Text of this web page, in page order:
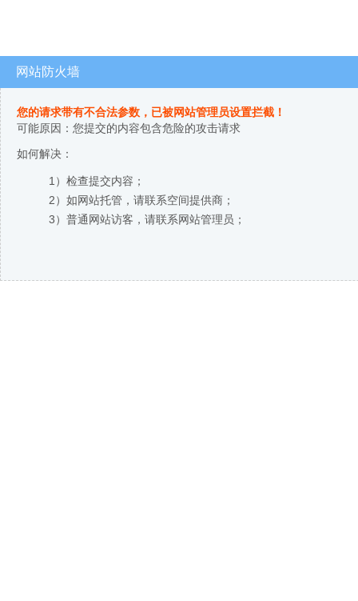
网站防火墙
您的请求带有不合法参数，已被网站管理员设置拦截！
可能原因：您提交的内容包含危险的攻击请求
如何解决：
1）检查提交内容；
2）如网站托管，请联系空间提供商；
3）普通网站访客，请联系网站管理员；